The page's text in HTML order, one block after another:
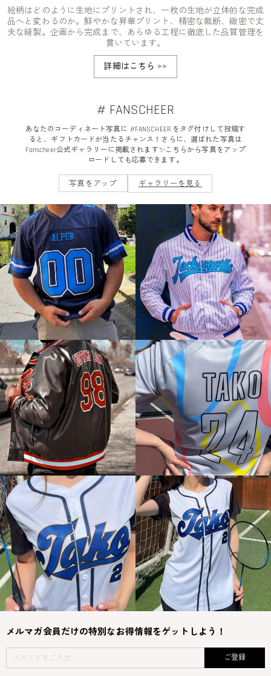
絵柄はどのように生地にプリントされ、一枚の生地が立体的な完成
品へと変わるのか。鮮やかな昇華プリント、精密な裁断、緻密で丈
夫な縫製。企画から完成まで、あらゆる工程に徹底した品質管理を
貫いています。
詳細はこちら >>
# FANSCHEER
あなたのコーディネート写真に #FANSCHEER をタグ付けして投稿す
ると、ギフトカードが当たるチャンス！さらに、選ばれた写真は
Fanscheer公式ギャラリーに掲載されます✨こちらから写真をアップ
ロードしても応募できます。
写真をアップ ギャラリーを見る
メルマガ会員だけの特別なお得情報をゲットしよう！
ご登録